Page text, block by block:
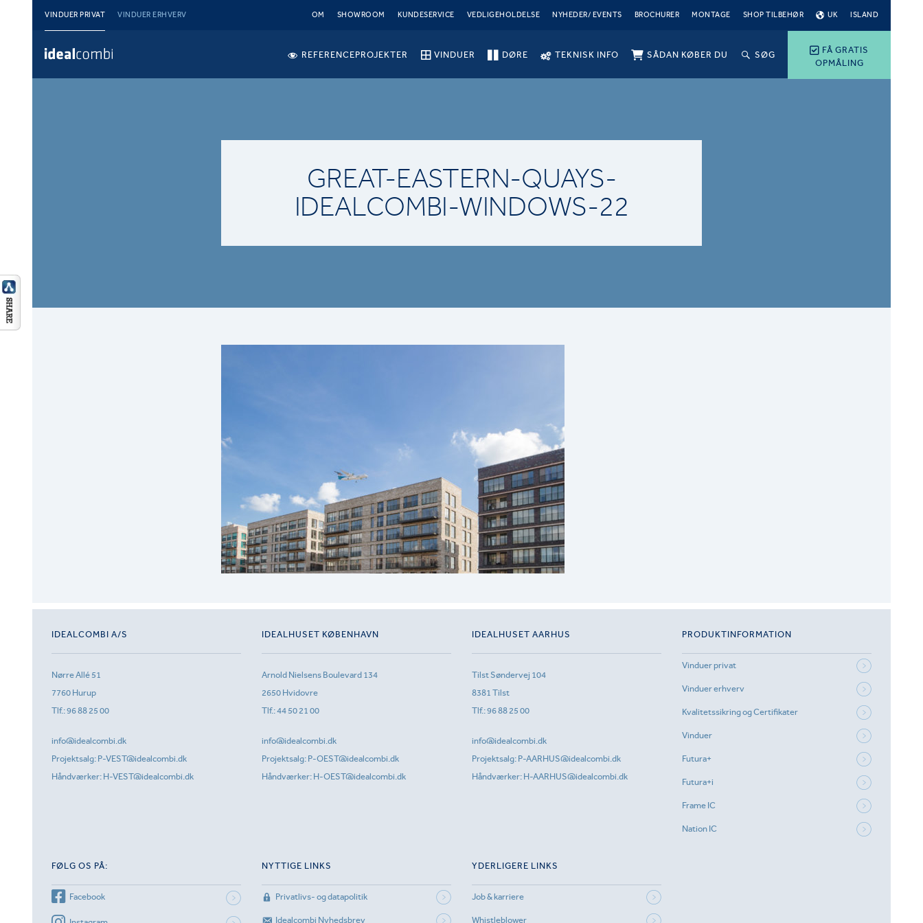
VINDUER PRIVAT VINDUER ERHVERV OM SHOWROOM KUNDESERVICE VEDLIGEHOLDELSE NYHEDER/ EVENTS BROCHURER MONTAGE SHOP TILBEHØR UK ISLAND
FÅ GRATIS
OPMÅLING
REFERENCEPROJEKTER VINDUER DØRE TEKNISK INFO SÅDAN KØBER DU SØG
GREAT-EASTERN-QUAYS-
IDEALCOMBI-WINDOWS-22
IDEALCOMBI A/S
Nørre Allé 51
7760 Hurup
Tlf.:96 88 25 00
info@idealcombi.dk
Projektsalg: P-VEST@idealcombi.dk
Håndværker: H-VEST@idealcombi.dk
IDEALHUSET KØBENHAVN
Arnold Nielsens Boulevard 134
2650 Hvidovre
Tlf.:44 50 21 00
info@idealcombi.dk
Projektsalg: P-OEST@idealcombi.dk
Håndværker: H-OEST@idealcombi.dk
IDEALHUSET AARHUS
Tilst Søndervej 104
8381 Tilst
Tlf.:96 88 25 00
info@idealcombi.dk
Projektsalg: P-AARHUS@idealcombi.dk
Håndværker: H-AARHUS@idealcombi.dk
PRODUKTINFORMATION
Vinduer privat
Vinduer erhverv
Kvalitetssikring og Certifikater
Vinduer
Futura+
Futura+i
Frame IC
Nation IC
FØLG OS PÅ:
Facebook
NYTTIGE LINKS
Privatlivs- og datapolitik
Idealcombi Nyhedsbrev
YDERLIGERE LINKS
Job & karriere
Whistleblower